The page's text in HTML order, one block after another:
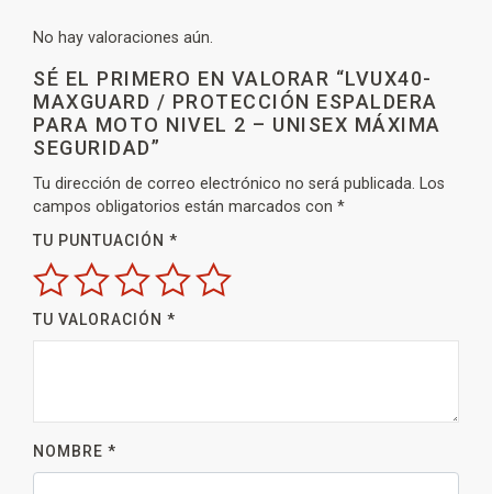
No hay valoraciones aún.
SÉ EL PRIMERO EN VALORAR “LVUX40-
MAXGUARD / PROTECCIÓN ESPALDERA
PARA MOTO NIVEL 2 – UNISEX MÁXIMA
SEGURIDAD”
Tu dirección de correo electrónico no será publicada. Los
campos obligatorios están marcados con *
TU PUNTUACIÓN *
TU VALORACIÓN *
NOMBRE *